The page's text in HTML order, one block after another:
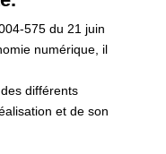
575 du 21 juin
numérique, il
des différents
et de son